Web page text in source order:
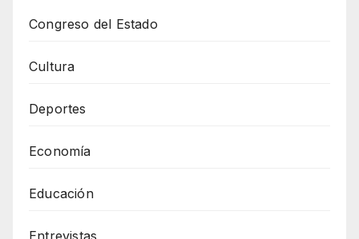
Congreso del Estado
Cultura
Deportes
Economía
Educación
Entrevistas